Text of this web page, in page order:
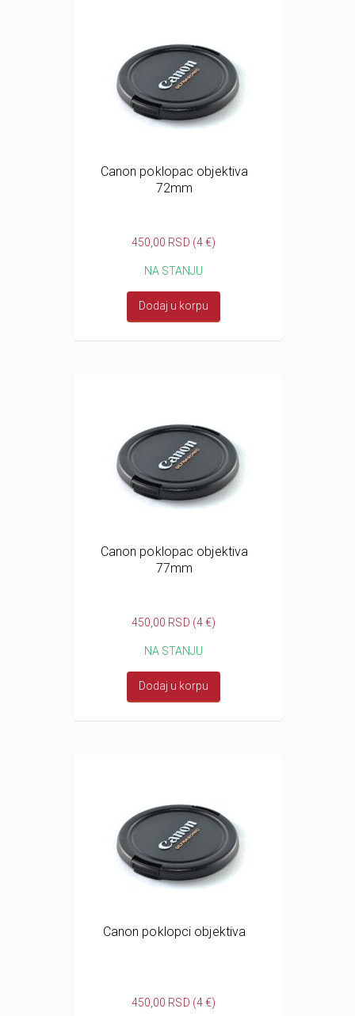
Canon poklopac objektiva
72mm
450,00 RSD (4 €)
NA STANJU
Dodaj u korpu
Canon poklopac objektiva
77mm
450,00 RSD (4 €)
NA STANJU
Dodaj u korpu
Canon poklopci objektiva
450,00 RSD (4 €)